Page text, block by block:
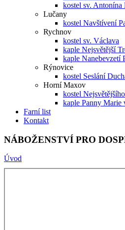
kostel sv. Antonína
Lučany
kostel Navštívení
Rychnov
kostel sv. Václava
kaple Nejsvětější
kaple Nanebevzetí
Rýnovice
kostel Seslání
Horní Maxov
kostel
kaple Panny
Farní list
Kontakt
NÁBOŽENSTVÍ PRO
Úvod